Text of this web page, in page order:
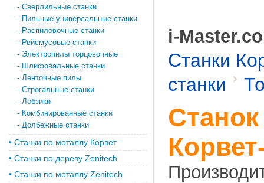
- Сверлильные станки
- Пильные-универсальные станки
- Распиловочные станки
- Рейсмусовые станки
- Электропилы торцовочные
- Шлифовальные станки
- Ленточные пилы
- Строгальные станки
- Лобзики
- Комбинированные станки
- Долбежные станки
• Станки по металлу Корвет
• Cтанки по дереву Zenitech
• Cтанки по металлу Zenitech
i-
Станки
станки